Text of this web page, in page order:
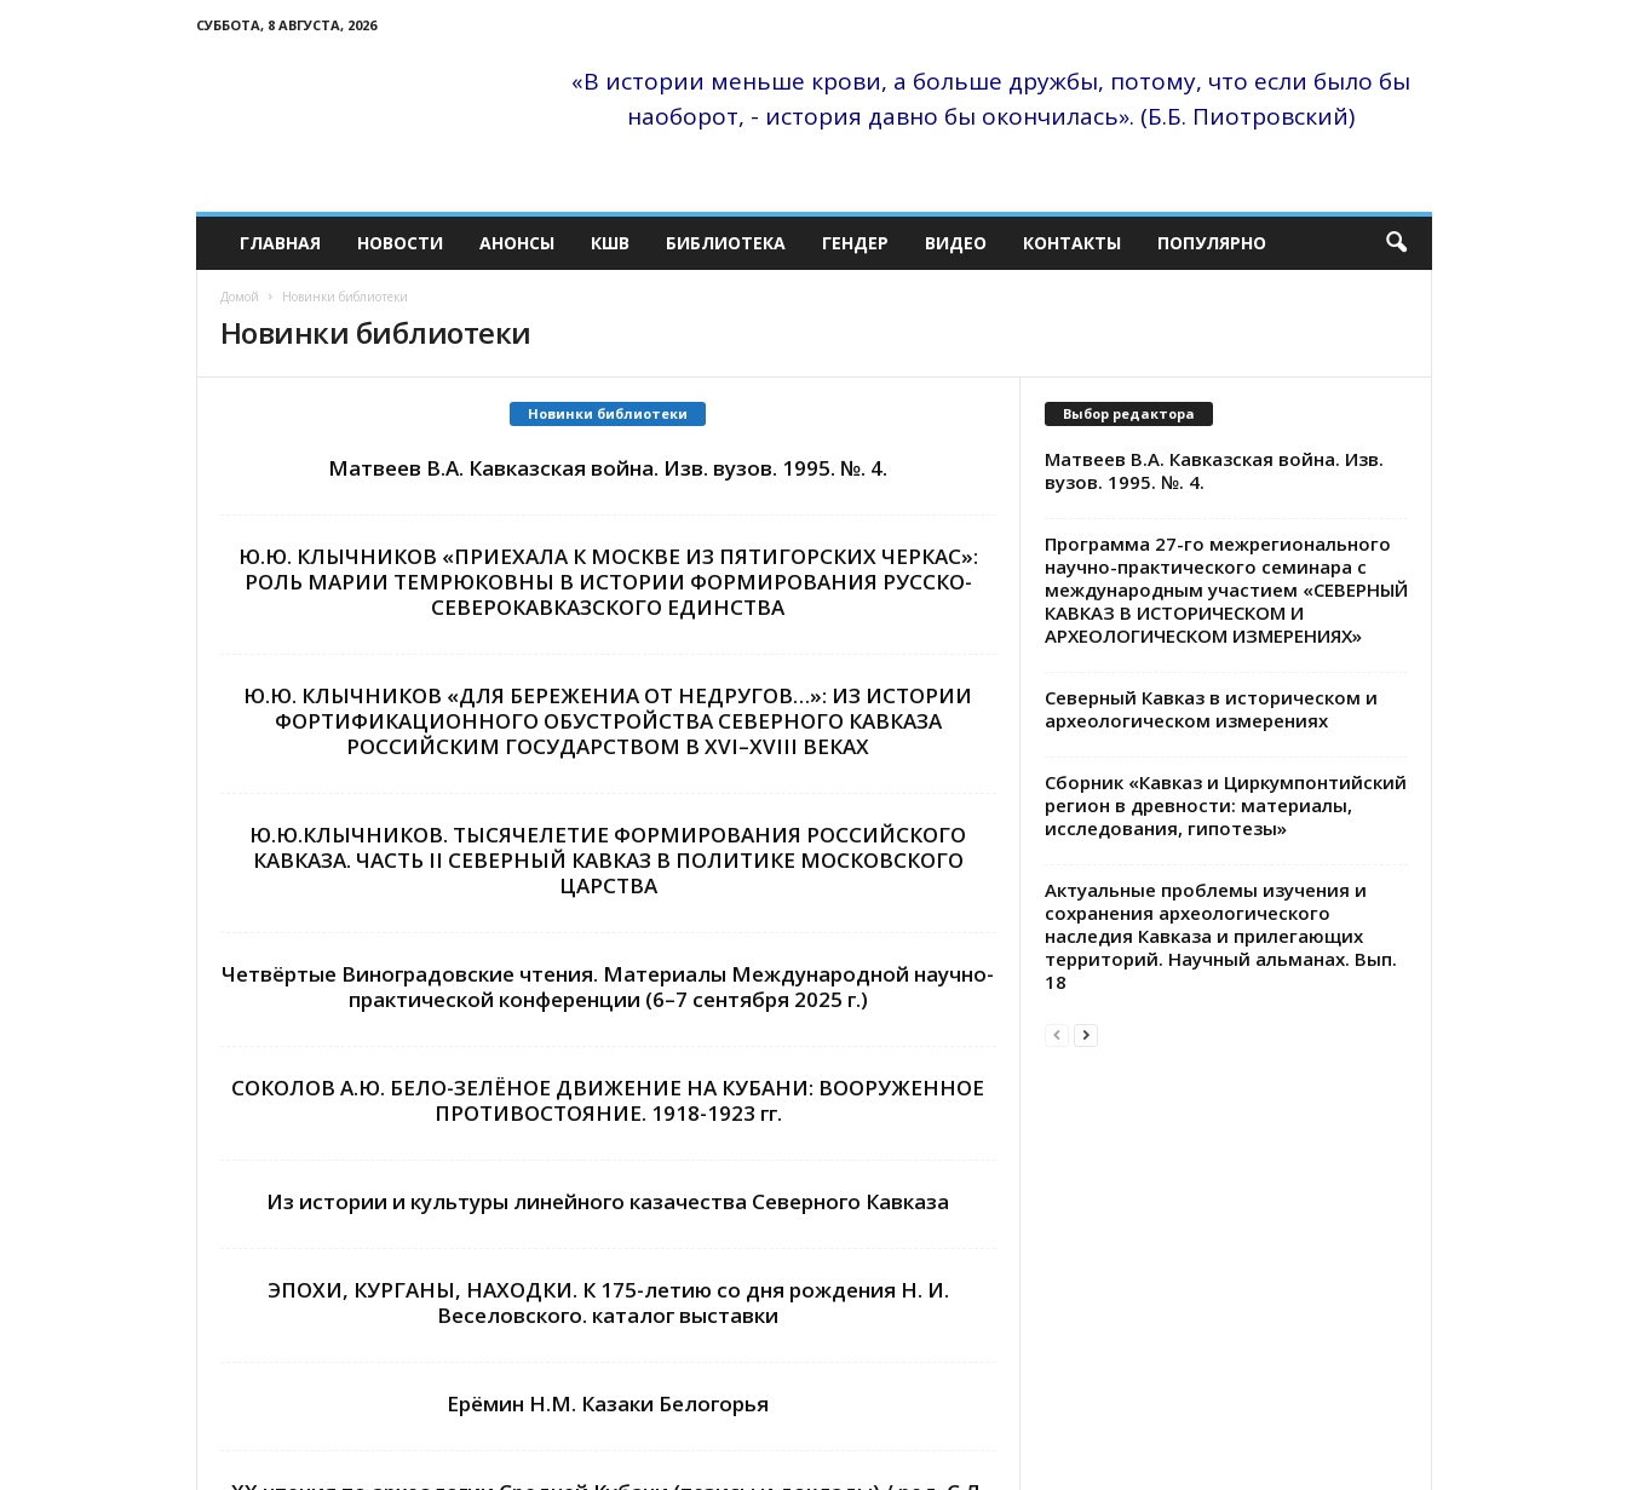
СУББОТА, 8 АВГУСТА, 2026
й
к
«В истории меньше крови, а больше дружбы, потому, что если было бы
наоборот, - история давно бы окончилась». (Б.Б. Пиотровский)
ГЛАВНАЯ НОВОСТИ АНОНСЫ КШВ БИБЛИОТЕКА ГЕНДЕР ВИДЕО КОНТАКТЫ ПОПУЛЯРНО
Домой Новинки библиотеки
Новинки библиотеки
Новинки библиотеки
Матвеев В.А. Кавказская война. Изв. вузов. 1995. №. 4.
Ю.Ю. КЛЫЧНИКОВ «ПРИЕХАЛА К МОСКВЕ ИЗ ПЯТИГОРСКИХ ЧЕРКАС»:
РОЛЬ МАРИИ ТЕМРЮКОВНЫ В ИСТОРИИ ФОРМИРОВАНИЯ РУССКО-
СЕВЕРОКАВКАЗСКОГО ЕДИНСТВА
Ю.Ю. КЛЫЧНИКОВ «ДЛЯ БЕРЕЖЕНИА ОТ НЕДРУГОВ…»: ИЗ ИСТОРИИ
ФОРТИФИКАЦИОННОГО ОБУСТРОЙСТВА СЕВЕРНОГО КАВКАЗА
РОССИЙСКИМ ГОСУДАРСТВОМ В XVI–XVIII ВЕКАХ
Ю.Ю.КЛЫЧНИКОВ. ТЫСЯЧЕЛЕТИЕ ФОРМИРОВАНИЯ РОССИЙСКОГО
КАВКАЗА. ЧАСТЬ II СЕВЕРНЫЙ КАВКАЗ В ПОЛИТИКЕ МОСКОВСКОГО
ЦАРСТВА
Четвёртые Виноградовские чтения. Материалы Международной научно-
практической конференции (6–7 сентября 2025 г.)
СОКОЛОВ А.Ю. БЕЛО-ЗЕЛЁНОЕ ДВИЖЕНИЕ НА КУБАНИ: ВООРУЖЕННОЕ
ПРОТИВОСТОЯНИЕ. 1918-1923 гг.
Из истории и культуры линейного казачества Северного Кавказа
ЭПОХИ, КУРГАНЫ, НАХОДКИ. К 175-летию со дня рождения Н. И.
Веселовского. каталог выставки
Ерёмин Н.М. Казаки Белогорья
Выбор редактора
Матвеев В.А. Кавказская война. Изв.
вузов. 1995. №. 4.
Программа 27-го межрегионального
научно-практического семинара с
международным участием «СЕВЕРНЫЙ
КАВКАЗ В ИСТОРИЧЕСКОМ И
АРХЕОЛОГИЧЕСКОМ ИЗМЕРЕНИЯХ»
Северный Кавказ в историческом и
археологическом измерениях
Сборник «Кавказ и Циркумпонтийский
регион в древности: материалы,
исследования, гипотезы»
Актуальные проблемы изучения и
сохранения археологического
наследия Кавказа и прилегающих
территорий. Научный альманах. Вып.
18